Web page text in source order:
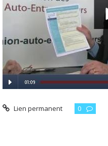
Lien permanent 0